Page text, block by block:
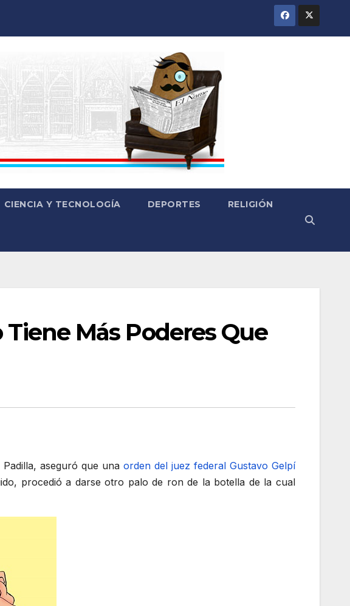
CIENCIA Y TECNOLOGÍA DEPORTES RELIGIÓN
Más Poderes Que
aseguró que una orden del juez federal Gustavo Gelpí
procedió a darse otro palo de ron de la botella de la cual